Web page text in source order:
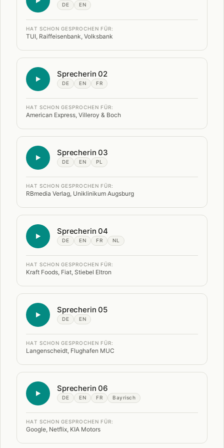
DE EN
HAT SCHON GESPROCHEN FÜR:
TUI, Raiffeisenbank, Volksbank
Sprecherin 02
DE EN FR
HAT SCHON GESPROCHEN FÜR:
American Express, Villeroy & Boch
Sprecherin 03
DE EN PL
HAT SCHON GESPROCHEN FÜR:
RBmedia Verlag, Uniklinikum Augsburg
Sprecherin 04
DE EN FR NL
HAT SCHON GESPROCHEN FÜR:
Kraft Foods, Fiat, Stiebel Eltron
Sprecherin 05
DE EN
HAT SCHON GESPROCHEN FÜR:
Langenscheidt, Flughafen MUC
Sprecherin 06
DE EN FR Bayrisch
HAT SCHON GESPROCHEN FÜR:
Google, Netflix, KIA Motors